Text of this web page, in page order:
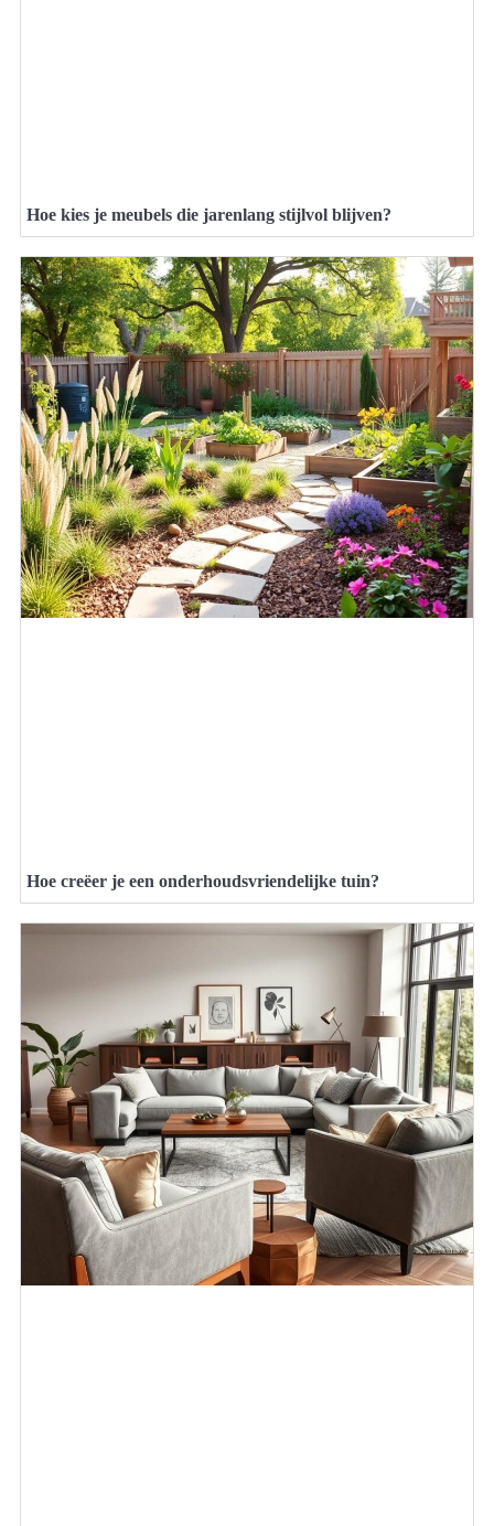
Hoe kies je meubels die jarenlang stijlvol blijven?
Hoe creëer je een onderhoudsvriendelijke tuin?